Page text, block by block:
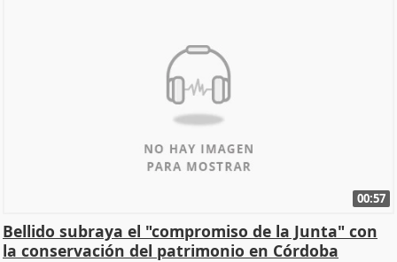
00:57
Bellido subraya el "compromiso de la Junta" con
la conservación del patrimonio en Córdoba